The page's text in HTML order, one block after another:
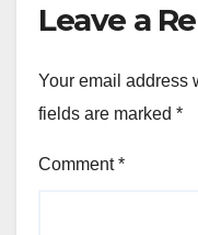
Leave a
Your email address
fields are marked *
Comment*